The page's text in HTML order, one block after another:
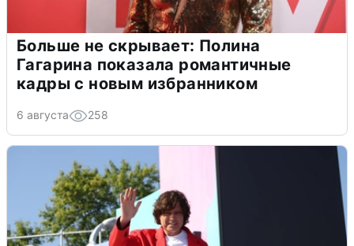
Больше не скрывает: Полина
Гагарина показала романтичные
кадры с новым избранником
6 августа 258